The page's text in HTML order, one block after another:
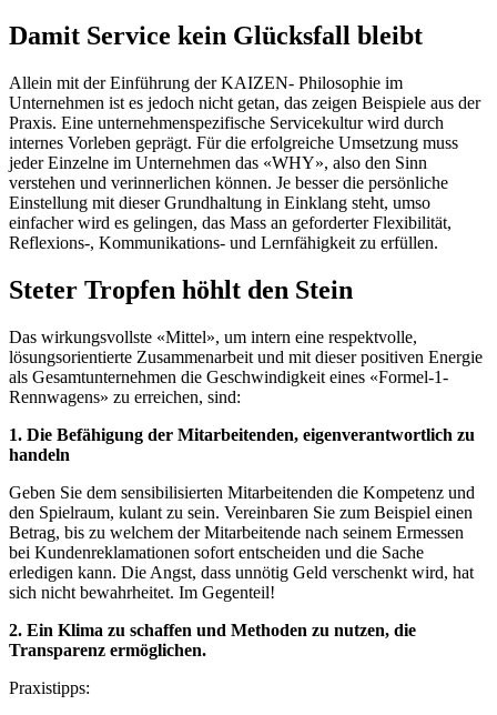
Damit Service kein Glücksfall bleibt
Allein mit der Einführung der KAIZEN- Philosophie im
Unternehmen ist es jedoch nicht getan, das zeigen Beispiele aus der
Praxis. Eine unternehmenspezifische Servicekultur wird durch
internes Vorleben geprägt. Für die erfolgreiche Umsetzung muss
jeder Einzelne im Unternehmen das «WHY», also den Sinn
verstehen und verinnerlichen können. Je besser die persönliche
Einstellung mit dieser Grundhaltung in Einklang steht, umso
einfacher wird es gelingen, das Mass an geforderter Flexibilität,
Reflexions-, Kommunikations- und Lernfähigkeit zu erfüllen.
Steter Tropfen höhlt den Stein
Das wirkungsvollste «Mittel», um intern eine respektvolle,
lösungsorientierte Zusammenarbeit und mit dieser positiven Energie
als Gesamtunternehmen die Geschwindigkeit eines «Formel-1-
Rennwagens» zu erreichen, sind:
1. Die Befähigung der Mitarbeitenden, eigenverantwortlich zu
handeln
Geben Sie dem sensibilisierten Mitarbeitenden die Kompetenz und
den Spielraum, kulant zu sein. Vereinbaren Sie zum Beispiel einen
Betrag, bis zu welchem der Mitarbeitende nach seinem Ermessen
bei Kundenreklamationen sofort entscheiden und die Sache
erledigen kann. Die Angst, dass unnötig Geld verschenkt wird, hat
sich nicht bewahrheitet. Im Gegenteil!
2. Ein Klima zu schaffen und Methoden zu nutzen, die
Transparenz ermöglichen.
Praxistipps: